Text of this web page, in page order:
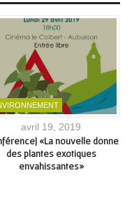
avril 19, 2019
«La nouvelle donne
des plantes exotiques
envahissantes»